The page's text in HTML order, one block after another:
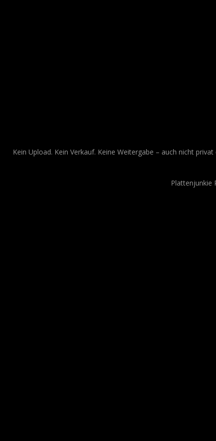
Kein Upload. Kein Verkauf. Keine Weitergabe – auch nicht
Plattenjunkie